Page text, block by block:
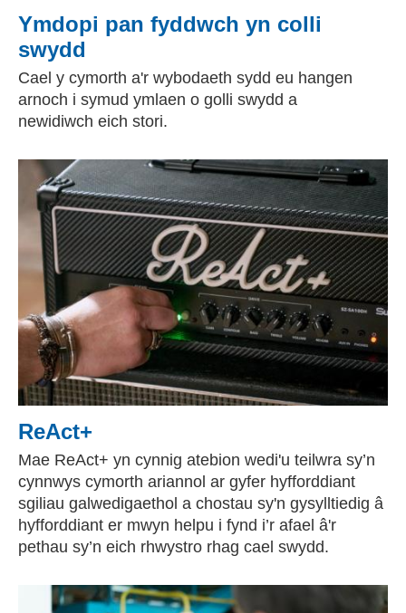
Ymdopi pan fyddwch yn colli
swydd
Cael y cymorth a'r wybodaeth sydd eu hangen
arnoch i symud ymlaen o golli swydd a
newidiwch eich stori.
ReAct+
Mae ReAct+ yn cynnig atebion wedi'u teilwra sy’n
cynnwys cymorth ariannol ar gyfer hyfforddiant
sgiliau galwedigaethol a chostau sy'n gysylltiedig â
hyfforddiant er mwyn helpu i fynd i’r afael â'r
pethau sy’n eich rhwystro rhag cael swydd.